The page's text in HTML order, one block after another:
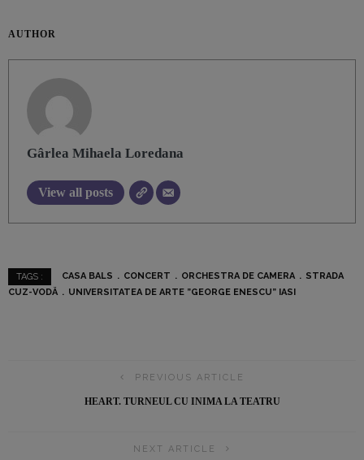
AUTHOR
Gârlea Mihaela Loredana
View all posts
TAGS : CASA BALS CONCERT ORCHESTRA DE CAMERA
STRADA
CUZ-VODĂ
UNIVERSITATEA DE ARTE ”GEORGE ENESCU” IASI
PREVIOUS ARTICLE
HEART. TURNEUL CU INIMA LA TEATRU
NEXT ARTICLE